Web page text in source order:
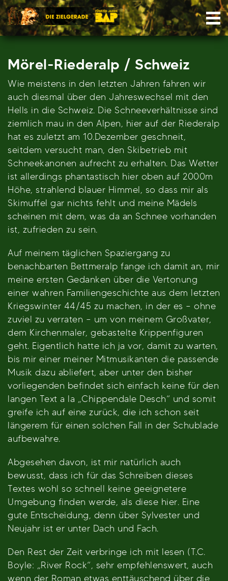
Skip
to
content
Mörel-Riederalp / Schweiz
Wie meistens in den letzten Jahren fahren wir
auch diesmal über den Jahreswechsel mit den
Hells in die Schweiz. Die Schneeverhältnisse sind
ziemlich mau in den Alpen, hier auf der Riederalp
hat es zuletzt am 10.Dezember geschneit,
seitdem versucht man, den Skibetrieb mit
Schneekanonen aufrecht zu erhalten. Das Wetter
ist allerdings phantastisch hier oben auf 2000m
Höhe, strahlend blauer Himmel, so dass mir als
Skimuffel gar nichts fehlt und meine Mädels
scheinen mit dem, was da an Schnee vorhanden
ist, zufrieden zu sein.
Auf meinem täglichen Spaziergang zu
benachbarten Bettmeralp fange ich damit an, mir
meine ersten Gedanken über die Vertonung
einer wahren Familiengeschichte aus dem letzten
Kriegswinter 44/45 zu machen, in der es – ohne
zuviel zu verraten – um von meinem Großvater,
dem Kirchenmaler, gebastelte Krippenfiguren
geht. Eigentlich hatte ich ja vor, damit zu warten,
bis mir einer meiner Mitmusikanten die passende
Musik dazu abliefert, aber unter den bisher
vorliegenden befindet sich einfach keine für den
langen Text a la „Chippendale Desch“ und somit
greife ich auf eine zurück, die ich schon seit
längerem für einen solchen Fall in der Schublade
aufbewahre.
Abgesehen davon, ist mir natürlich auch
bewusst, dass ich für das Schreiben dieses
Textes wohl so schnell keine geeignetere
Umgebung finden werde, als diese hier. Eine
gute Entscheidung, denn über Sylvester und
Neujahr ist er unter Dach und Fach.
Den Rest der Zeit verbringe ich mit lesen (T.C.
Boyle: „River Rock“, sehr empfehlenswert, auch
wenn der Roman etwas enttäuschend über die